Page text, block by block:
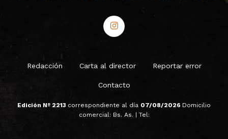
Redacción Carta al director Reportar error
Contacto
Edición Nº 2213 correspondiente al día 07/08/2026 Domicilio
comercial: Bs. As. | Tel: